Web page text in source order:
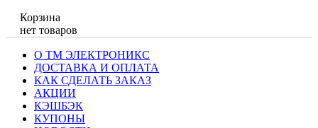
Корзина
нет товаров
О ТМ ЭЛЕКТРОНИКС
ДОСТАВКА И ОПЛАТА
КАК СДЕЛАТЬ ЗАКАЗ
АКЦИИ
КЭШБЭК
КУПОНЫ